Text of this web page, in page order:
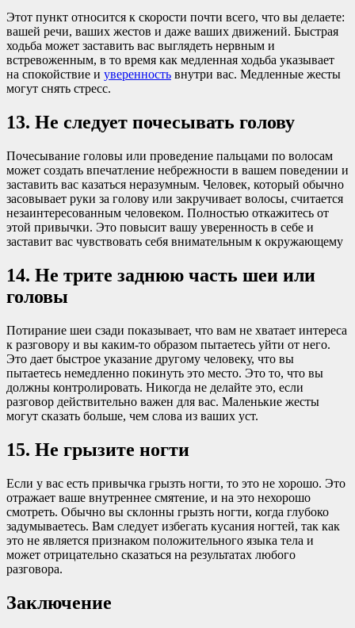
Этот пункт относится к скорости почти всего, что вы делаете:
вашей речи, ваших жестов и даже ваших движений. Быстрая
ходьба может заставить вас выглядеть нервным и
встревоженным, в то время как медленная ходьба указывает
на спокойствие и уверенность внутри вас. Медленные жесты
могут снять стресс.
13. Не следует почесывать голову
Почесывание головы или проведение пальцами по волосам
может создать впечатление небрежности в вашем поведении и
заставить вас казаться неразумным. Человек, который обычно
засовывает руки за голову или закручивает волосы, считается
незаинтересованным человеком. Полностью откажитесь от
этой привычки. Это повысит вашу уверенность в себе и
заставит вас чувствовать себя внимательным к окружающему
14. Не трите заднюю часть шеи или
головы
Потирание шеи сзади показывает, что вам не хватает интереса
к разговору и вы каким-то образом пытаетесь уйти от него.
Это дает быстрое указание другому человеку, что вы
пытаетесь немедленно покинуть это место. Это то, что вы
должны контролировать. Никогда не делайте это, если
разговор действительно важен для вас. Маленькие жесты
могут сказать больше, чем слова из ваших уст.
15. Не грызите ногти
Если у вас есть привычка грызть ногти, то это не хорошо. Это
отражает ваше внутреннее смятение, и на это нехорошо
смотреть. Обычно вы склонны грызть ногти, когда глубоко
задумываетесь. Вам следует избегать кусания ногтей, так как
это не является признаком положительного языка тела и
может отрицательно сказаться на результатах любого
разговора.
Заключение